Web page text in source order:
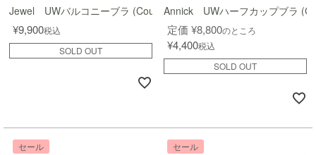
Jewel UWバルコニーブラ (Couture Design)
¥9,900税込
SOLD OUT
Annick UWハーフカップブラ
定価 ¥8,800のところ
¥4,400税込
SOLD OUT
セール セール